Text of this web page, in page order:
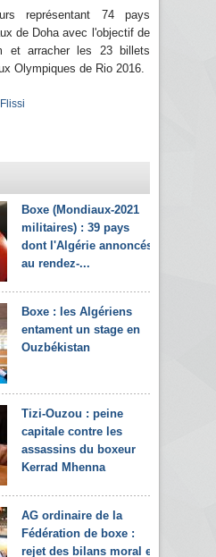
représentant 74 pays
de Doha avec l'objectif de
et arracher les 23 billets
Olympiques de Rio 2016.
Boxe (Mondiaux-2021
militaires) : 39 pays
dont l'Algérie annoncés
au rendez-...
Boxe : les Algériens
entament un stage en
Ouzbékistan
Tizi-Ouzou : peine
capitale contre les
assassins du boxeur
Kerrad Mhenna
AG ordinaire de la
Fédération de boxe :
rejet des bilans moral et